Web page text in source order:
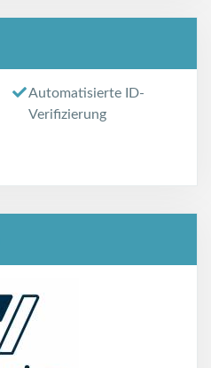
Automatisierte ID-
Verifizierung